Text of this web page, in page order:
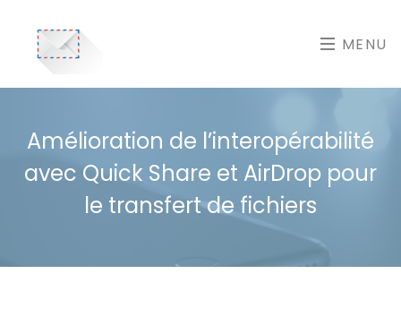
MENU
Amélioration de l’interopérabilité
avec Quick Share et AirDrop pour
le transfert de fichiers